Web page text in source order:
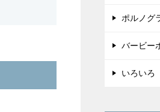
ポルノグ
バービー
いろいろ